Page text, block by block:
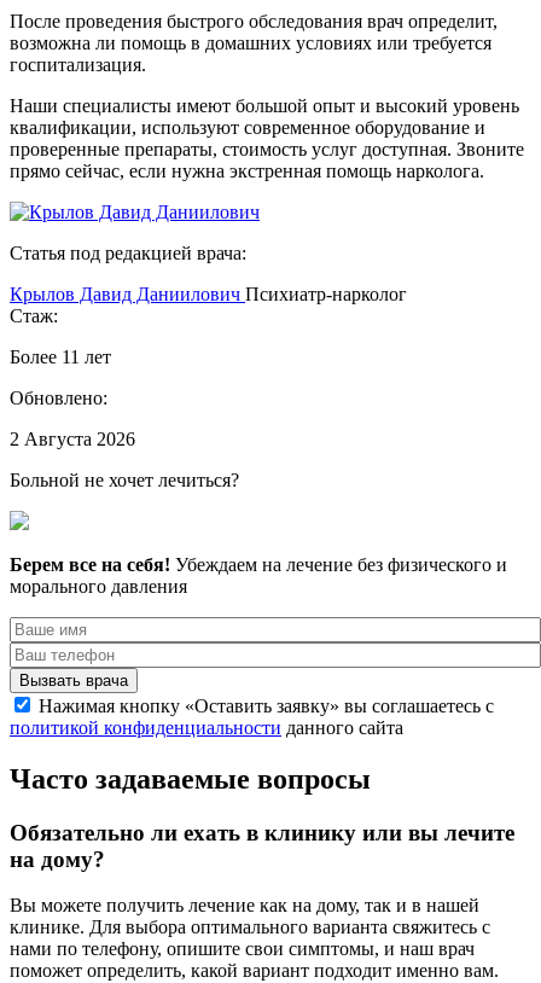
После проведения быстрого обследования врач определит,
возможна ли помощь в домашних условиях или требуется
госпитализация.
Наши специалисты имеют большой опыт и высокий уровень
квалификации, используют современное оборудование и
проверенные препараты, стоимость услуг доступная. Звоните
прямо сейчас, если нужна экстренная помощь нарколога.
Статья под редакцией врача:
Крылов Давид Даниилович Психиатр-нарколог
Стаж:
Более 11 лет
Обновлено:
2 Августа 2026
Больной не хочет лечиться?
Берем все на себя! Убеждаем на лечение без физического и
морального давления
Вызвать врача
Нажимая кнопку «Оставить заявку» вы соглашаетесь с
политикой конфиденциальности данного сайта
Часто задаваемые вопросы
Обязательно ли ехать в клинику или вы лечите
на дому?
Вы можете получить лечение как на дому, так и в нашей
клинике. Для выбора оптимального варианта свяжитесь с
нами по телефону, опишите свои симптомы, и наш врач
поможет определить, какой вариант подходит именно вам.